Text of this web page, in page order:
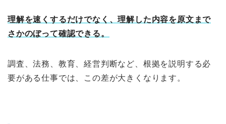
理解を速くするだけでなく、理解した内容を原文まで
さかのぼって確認できる。
調査、法務、教育、経営判断など、根拠を説明する必
要がある仕事では、この差が大きくなります。